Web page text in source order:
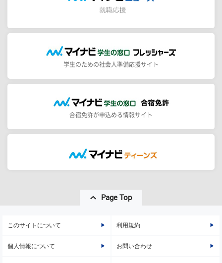
学生のための社会人準備応援サイト
合宿免許が申込める情報サイト
Page Top
このサイトについて 利用規約
個人情報について お問い合わせ